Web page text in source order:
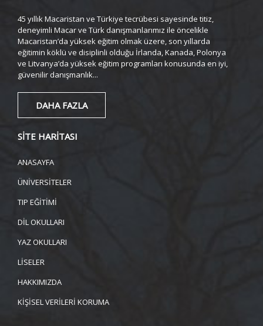
45 yıllık Macaristan ve Türkiye tecrübesi sayesinde titiz,
deneyimli Macar ve Türk danışmanlarımız ile öncelikle
Macaristan’da yüksek eğitim olmak üzere, son yıllarda
eğitimin köklü ve disiplinli olduğu İrlanda, Kanada, Polonya
ve Litvanya’da yüksek eğitim programları konusunda en iyi,
güvenilir danışmanlık...
DAHA FAZLA
SİTE HARİTASI
ANASAYFA
ÜNİVERSİTELER
TIP EĞİTİMİ
DİL OKULLARI
YAZ OKULLARI
LİSELER
HAKKIMIZDA
KİŞİSEL VERİLERİ KORUMA